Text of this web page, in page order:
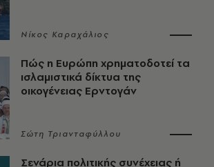
Νίκος Καραχάλιος
Πώς η Ευρώπη χρηματοδοτεί τα
ισλαμιστικά δίκτυα της
οικογένειας Ερντογάν
Σώτη Τριανταφύλλου
Σενάρια πολιτικής συνέχειας ή